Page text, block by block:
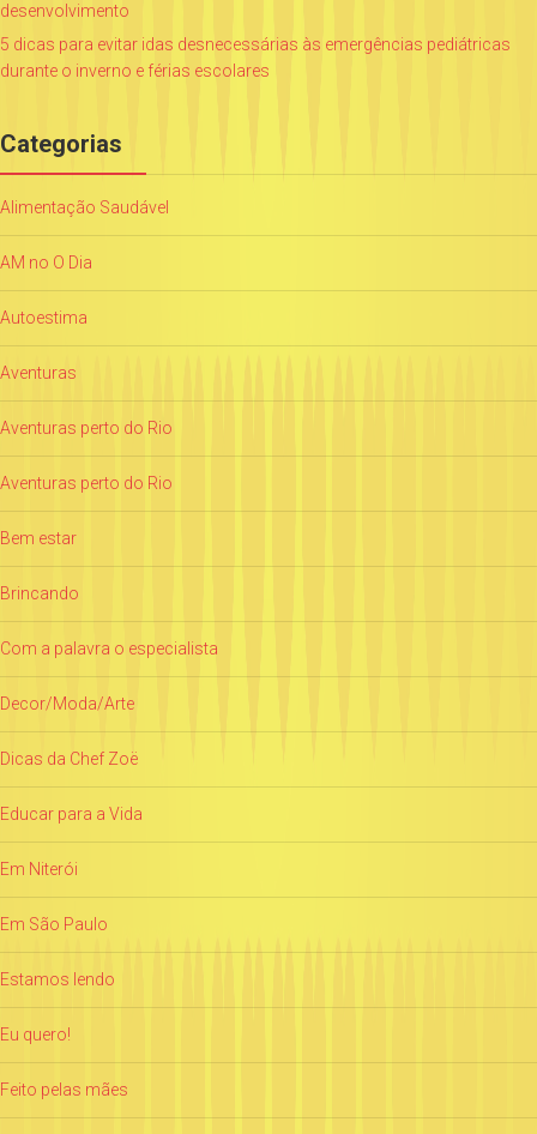
desenvolvimento
5 dicas para evitar idas desnecessárias às emergências pediátricas
durante o inverno e férias escolares
Categorias
Alimentação Saudável
AM no O Dia
Autoestima
Aventuras
Aventuras perto do Rio
Aventuras perto do Rio
Bem estar
Brincando
Com a palavra o especialista
Decor/Moda/Arte
Dicas da Chef Zoë
Educar para a Vida
Em Niterói
Em São Paulo
Estamos lendo
Eu quero!
Feito pelas mães